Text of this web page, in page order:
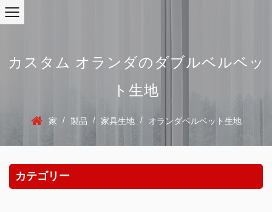
カスタム オランダのダブルベルベッ
ト生地
家 / 製品 / 家具生地 / オランダベルベット生地
カテゴリー